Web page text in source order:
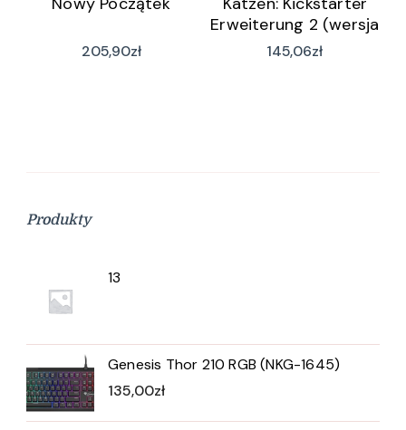
205,90zł
Erweiterung 2 (wersja
niemiecka)
145,06zł
Produkty
13
Genesis Thor 210 RGB (NKG-1645)
135,00zł